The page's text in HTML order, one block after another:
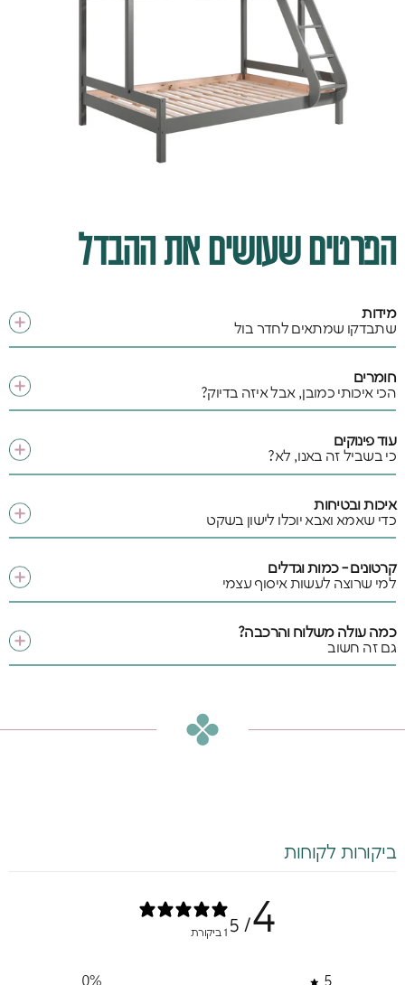
הפרטים שעושים את ההבדל
מידות
שתבדקו שמתאים לחדר בול
חומרים
הכי איכותי כמובן, אבל איזה בדיוק?
עוד פינוקים
כי בשביל זה באנו, לא?
איכות ובטיחות
כדי שאמא ואבא יוכלו לישון בשקט
קרטונים - כמות וגדלים
למי שרוצה לעשות איסוף עצמי
כמה עולה משלוח והרכבה?
גם זה חשוב
ביקורות לקוחות
4
/ 5 1 ביקורת